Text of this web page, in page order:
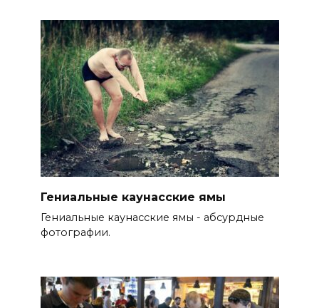
Гениальные каунасские ямы
Гениальные каунасские ямы - абсурдные
фотографии.